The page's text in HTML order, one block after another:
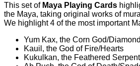
This set of Maya Playing Cards
the Maya, taking original works of
We highlight 4 of the most important
Yum Kax, the Corn God/
Kauil, the God of Fire/Hearts
Kukulkan, the Feathered